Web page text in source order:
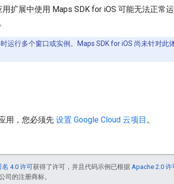
扩展中使用 Maps SDK for iOS 可能无法正常
运行多个窗口或实例。Maps SDK for iOS 尚未针对此
用，您必须先 设置 Google Cloud 云项目 。
4.0 许可获得了许可，并且代码示例已根据 Apache 2.0 许
司的注册商标。